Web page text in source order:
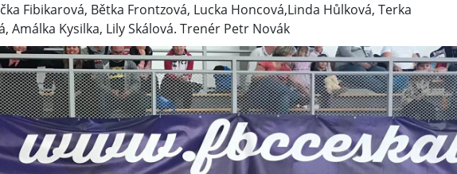
Fibikarová, Bětka Frontzová, Lucka Honcová,Linda Hůlková, Terka
Amálka Kysilka, Lily Skálová. Trenér Petr Novák